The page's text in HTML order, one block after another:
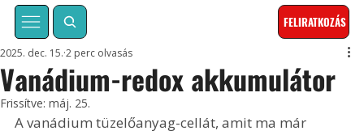
FELIRATKOZÁS
Vanádium-redox akkumulátor
2025. dec. 15. 2 perc olvasás
Frissítve:máj. 25.
A vanádium tüzelőanyag-cellát, amit ma már